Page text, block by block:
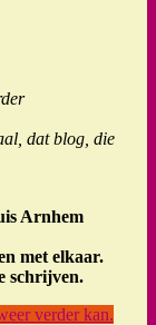
dat blog, die
Arnhem
met elkaar.
schrijven.
verder kan.